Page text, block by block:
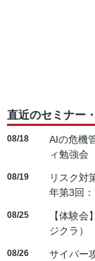
直近のセミナー
08/18
AIの危機
ィ勉強会
08/19
リスク対
年第3回：
08/25
【体験
ジクラ）
08/26
サイバー